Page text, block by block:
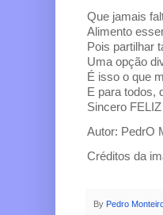
Que jamais
Alimento
Pois partilhar
Uma opção
É isso o que
E para todos,
Sincero
Autor: PedrO
Créditos da
By Pedro